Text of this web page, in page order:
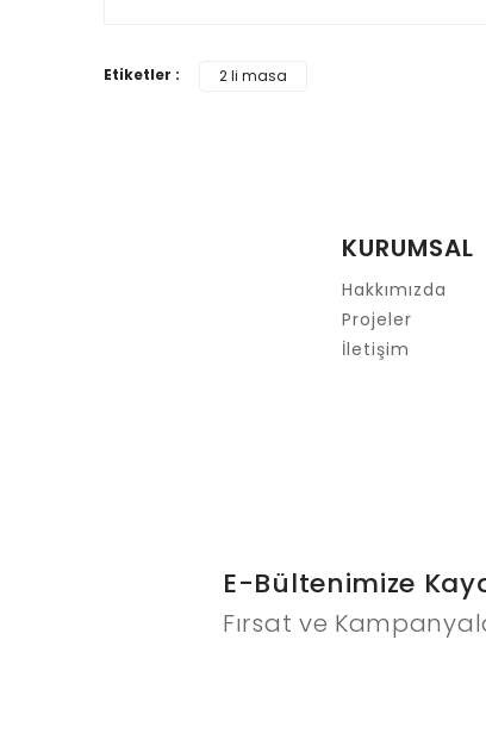
Bu ürünün fiyat bilgisi, resim, ürün
Ürün fiyatı diğer sitelerden daha pahalı.
Bu ürüne benzer farklı alternatifler olmalı.
Etiketler : 2 li masa
KURUMSAL
Hakkımızda
Projeler
İletişim
E-Bültenimize
Fırsat ve